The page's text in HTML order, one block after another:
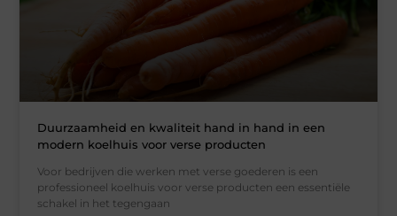
Duurzaamheid en kwaliteit hand in hand in een
modern koelhuis voor verse producten
Voor bedrijven die werken met verse goederen is een
professioneel koelhuis voor verse producten een essentiële
schakel in het tegengaan